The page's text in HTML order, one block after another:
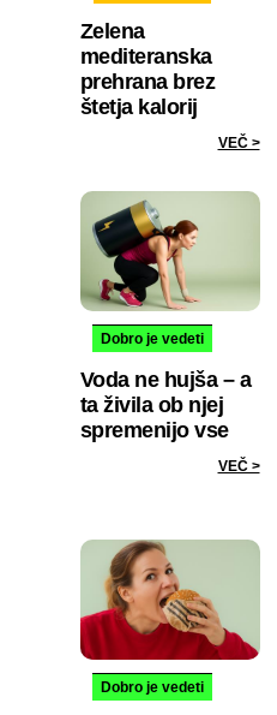
Zelena
mediteranska
prehrana brez
štetja kalorij
VEČ >
Dobro je vedeti
Voda ne hujša – a
ta živila ob njej
spremenijo vse
VEČ >
Dobro je vedeti